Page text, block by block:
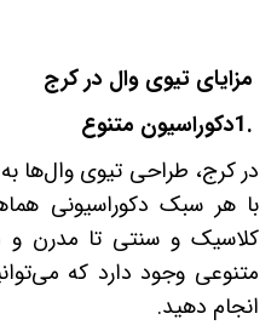
مزایای تیوی وال در کرج
1.دکوراسیون متنوع
در کرج، طراحی تیوی وال‌ها
با هر سبک دکوراسیونی
کلاسیک و سنتی تا مدرن و
متنوعی وجود دارد که
انجام دهید.